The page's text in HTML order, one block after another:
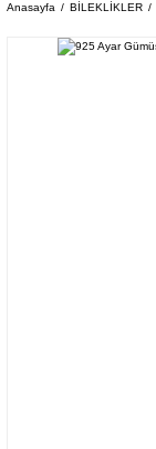
Anasayfa BİLEKLİKLER